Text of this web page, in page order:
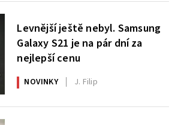
Levnější ještě nebyl. Samsung
Galaxy S21 je na pár dní za
nejlepší cenu
NOVINKY J. Filip